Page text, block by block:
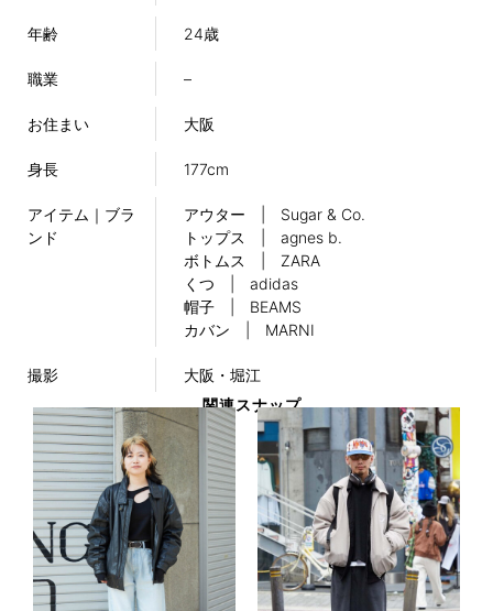
年齢 24歳
職業 –
お住まい 大阪
身長 177cm
アイテム｜ブラ
ンド
アウター | Sugar & Co.
トップス | agnes b.
ボトムス | ZARA
くつ | adidas
帽子 | BEAMS
カバン | MARNI
撮影
大阪・堀江
関連スナップ